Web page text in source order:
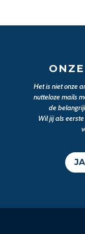
Het is niet onze
nutteloze mails
de
Wil jij als